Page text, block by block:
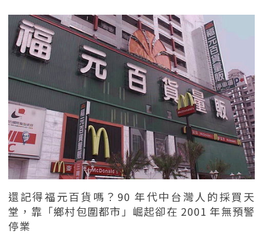
還記得福元百貨嗎？90 年代中台灣人的採買天
堂，靠「鄉村包圍都市」崛起卻在 2001 年無預警
停業